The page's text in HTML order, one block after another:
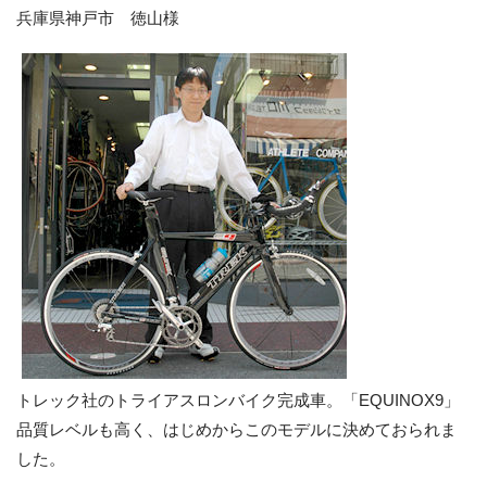
兵庫県神戸市 徳山様
トレック社のトライアスロンバイク完成車。「EQUINOX9」
品質レベルも高く、はじめからこのモデルに決めておられま
した。